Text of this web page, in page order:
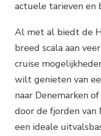
actuele tarieven en
Al met al biedt de
breed scala aan
cruise
wilt genieten van
naar Denemarken
door de fjorden van
een ideale